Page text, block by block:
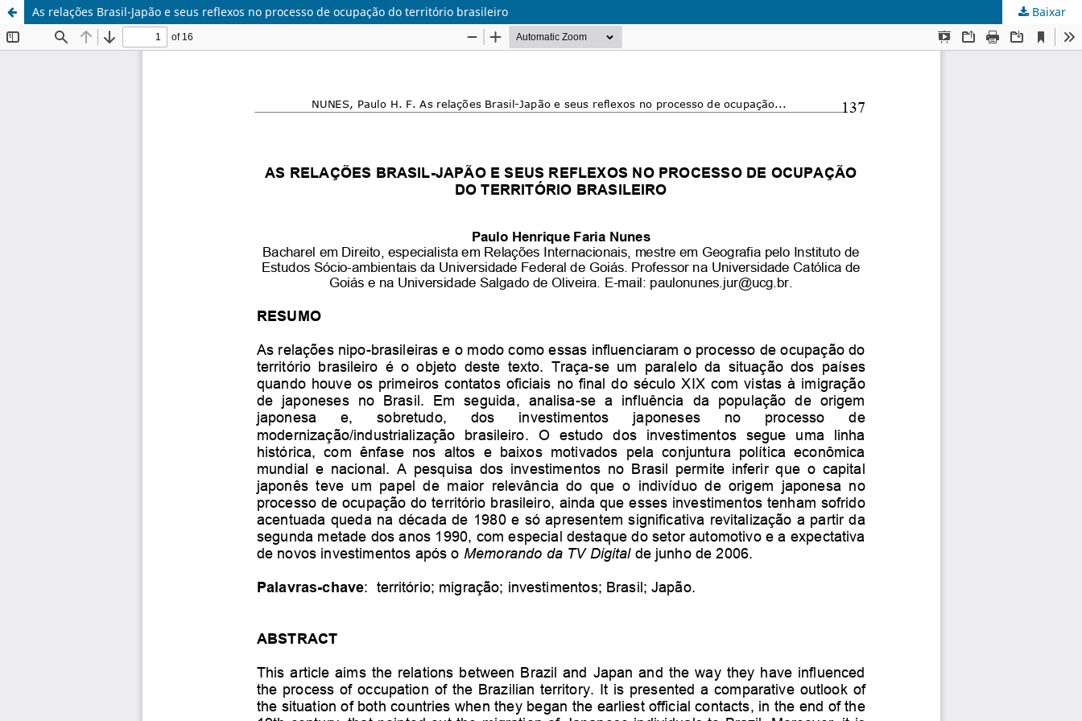
As relações Brasil-Japão e seus reflexos no processo de ocupação do território brasileiro Baixar